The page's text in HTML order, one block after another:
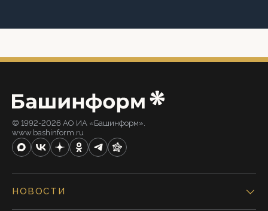
© 1992-2026 АО ИА «Башинформ».
www.bashinform.ru
НОВОСТИ